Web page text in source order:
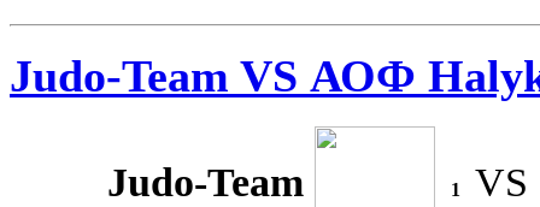
Judo-Team VS АОФ
Judo-Team 1 VS